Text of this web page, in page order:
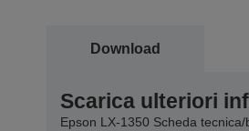
Download
Scarica ulteriori
Epson LX-1350 Scheda tecnica/